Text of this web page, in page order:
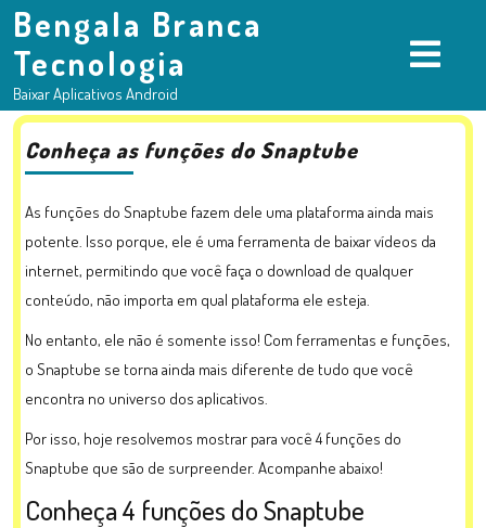
Bengala Branca
Tecnologia
Baixar Aplicativos Android
Conheça as funções do Snaptube
As funções do Snaptube fazem dele uma plataforma ainda mais
potente. Isso porque, ele é uma ferramenta de baixar vídeos da
internet, permitindo que você faça o download de qualquer
conteúdo, não importa em qual plataforma ele esteja.
No entanto, ele não é somente isso! Com ferramentas e funções,
o Snaptube se torna ainda mais diferente de tudo que você
encontra no universo dos aplicativos.
Por isso, hoje resolvemos mostrar para você 4 funções do
Snaptube que são de surpreender. Acompanhe abaixo!
Conheça 4 funções do Snaptube